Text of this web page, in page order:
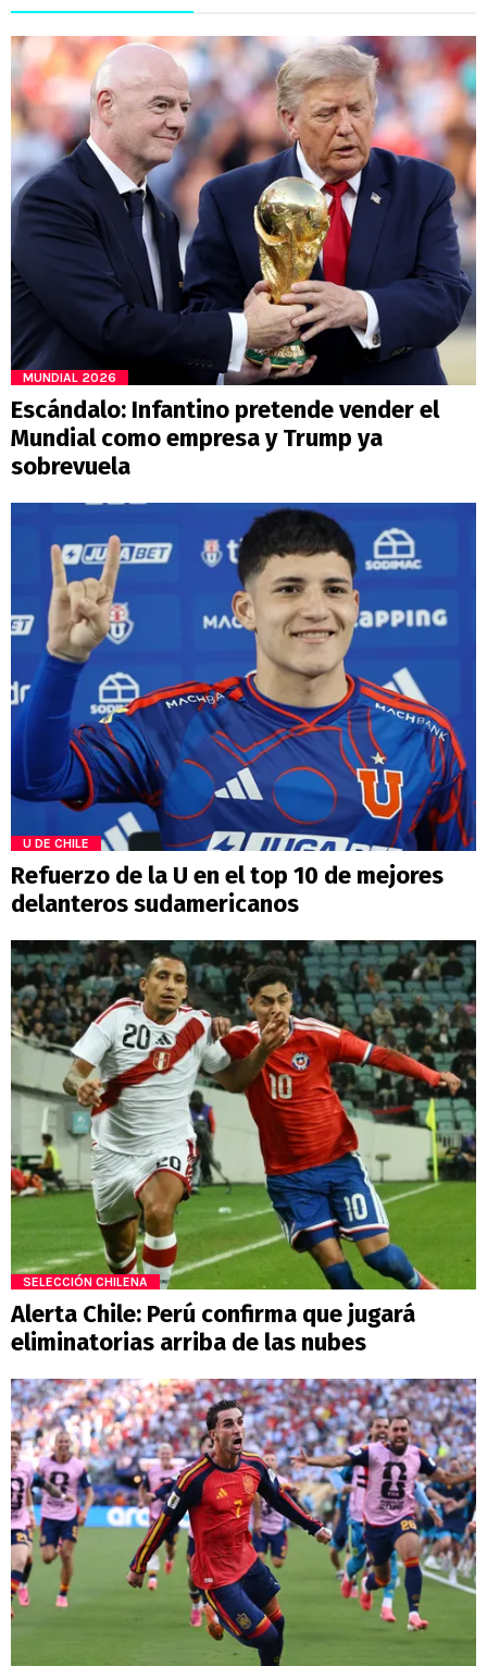
MUNDIAL 2026
Escándalo: Infantino pretende vender el
Mundial como empresa y Trump ya
sobrevuela
U DE CHILE
Refuerzo de la U en el top 10 de mejores
delanteros sudamericanos
SELECCIÓN CHILENA
Alerta Chile: Perú confirma que jugará
eliminatorias arriba de las nubes